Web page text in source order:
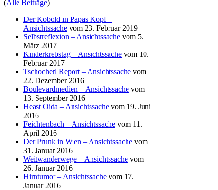
(Alle Beiträge)
Der Kobold in Papas Kopf –
Ansichtssache vom 23. Februar 2019
Selbstreflexion – Ansichtssache vom 5.
März 2017
Kinderkrebstag – Ansichtssache vom 10.
Februar 2017
Tschocherl Report – Ansichtssache vom
22. Dezember 2016
Boulevardmedien – Ansichtssache vom
13. September 2016
Heast Oida – Ansichtssache vom 19. Juni
2016
Feichtenbach – Ansichtssache vom 11.
April 2016
Der Prunk in Wien – Ansichtssache vom
31. Januar 2016
Weitwanderwege – Ansichtssache vom
26. Januar 2016
Hirntumor – Ansichtssache vom 17.
Januar 2016